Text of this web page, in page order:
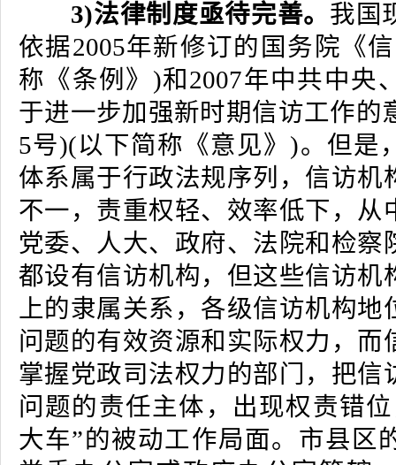
3)法律制度亟待完善。 我国
依据2005年新修订的国务院《
称《条例》)和2007年中共中央
于进一步加强新时期信访工作的
5号)(以下简称《意见》)。但是
体系属于行政法规序列，信访机
不一，责重权轻、效率低下，从
党委、人大、政府、法院和检察
都设有信访机构，但这些信访机
上的隶属关系，各级信访机构地
问题的有效资源和实际权力，而
掌握党政司法权力的部门，把信
问题的责任主体，出现权责错
大车”的被动工作局面。市县区